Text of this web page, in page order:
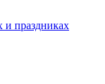
и праздниках